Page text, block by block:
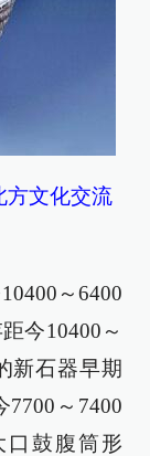
方文化交流
～6400
今10400～
新石器早期
～7400
鼓腹筒形